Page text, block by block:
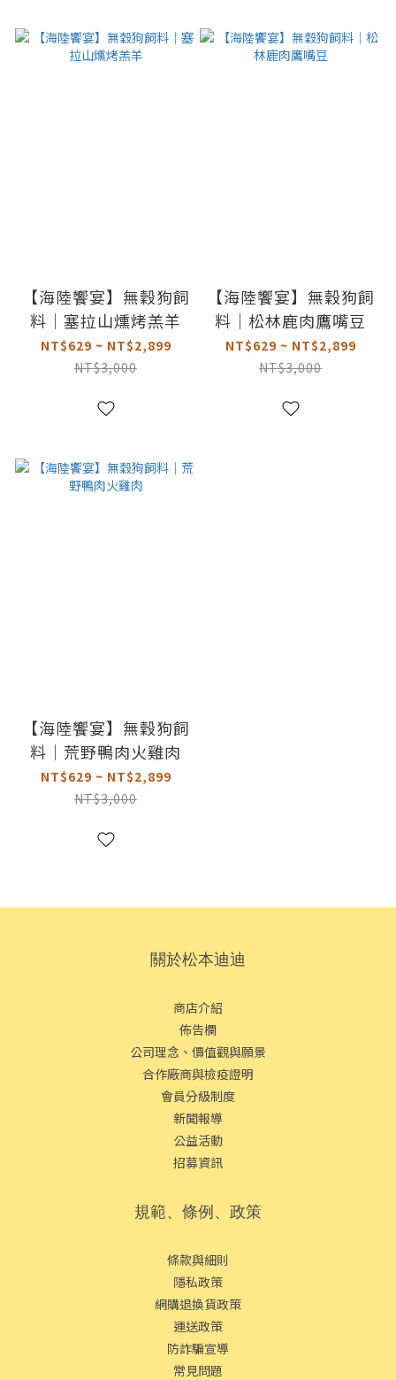
【海陸饗宴】無穀狗飼
料｜塞拉山燻烤羔羊
NT$629 ~ NT$2,899
NT$3,000
【海陸饗宴】無穀狗飼
料｜松林鹿肉鷹嘴豆
NT$629 ~ NT$2,899
NT$3,000
【海陸饗宴】無穀狗飼
料｜荒野鴨肉火雞肉
NT$629 ~ NT$2,899
NT$3,000
關於松本迪迪
商店介紹
佈告欄
公司理念、價值觀與願景
合作廠商與檢疫證明
會員分級制度
新聞報導
公益活動
招募資訊
規範、條例、政策
條款與細則
隱私政策
網購退換貨政策
運送政策
防詐騙宣導
常見問題